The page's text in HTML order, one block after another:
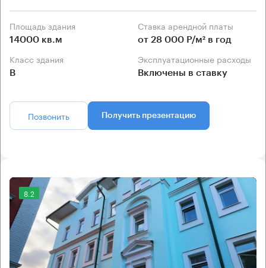
Площадь здания
14000 кв.м
Ставка арендной платы
от 28 000 Р/м² в год
Класс здания
B
Эксплуатационные расходы
Включены в ставку
Позвонить Получить презентацию
8.2